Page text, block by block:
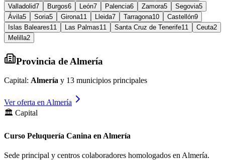
Valladolid7 Burgos6 León7 Palencia6 Zamora5 Segovia5
Ávila5 Soria5 Girona11 Lleida7 Tarragona10 Castellón9
Islas Baleares11 Las Palmas11 Santa Cruz de Tenerife11 Ceuta2
Melilla2
Provincia de Almería
Capital: Almería y 13 municipios principales
Ver oferta en Almería
🏛️ Capital
Curso Peluquería Canina en Almería
Sede principal y centros colaboradores homologados en Almería.